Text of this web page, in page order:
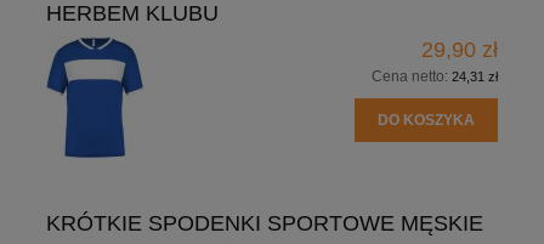
HERBEM KLUBU
29,90 zł
Cena netto: 24,31 zł
DO KOSZYKA
KRÓTKIE SPODENKI SPORTOWE MĘSKIE